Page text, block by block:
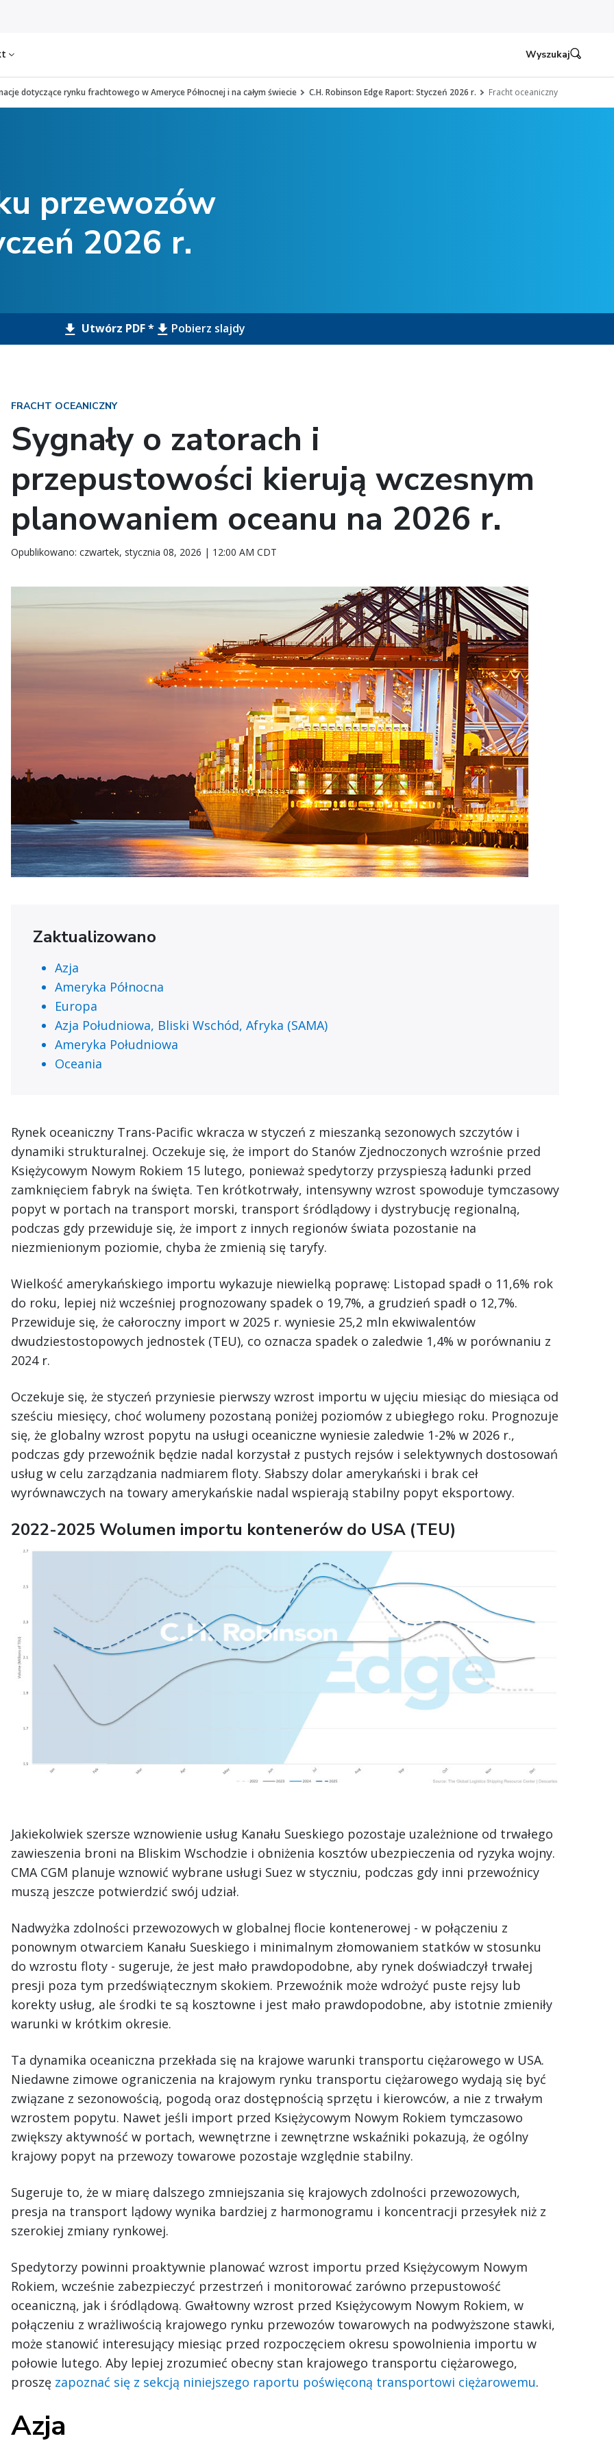
Wyszukaj
dotyczące rynku frachtowego w Ameryce Północnej i na całym świecie C.H. Robinson Edge Raport: Styczeń 2026 r. Fracht oceaniczny
przewozów
2026 r.
Utwórz PDF * Pobierz slajdy
FRACHT OCEANICZNY
Sygnały o zatorach i
przepustowości kierują wczesnym
planowaniem oceanu na 2026 r.
Opublikowano: czwartek, stycznia 08, 2026 | 12:00 AM CDT
Zaktualizowano
Azja
Ameryka Północna
Europa
Azja Południowa, Bliski Wschód, Afryka (SAMA)
Ameryka Południowa
Oceania
Rynek oceaniczny Trans-Pacific wkracza w styczeń z mieszanką sezonowych szczytów i
dynamiki strukturalnej. Oczekuje się, że import do Stanów Zjednoczonych wzrośnie przed
Księżycowym Nowym Rokiem 15 lutego, ponieważ spedytorzy przyspieszą ładunki przed
zamknięciem fabryk na święta. Ten krótkotrwały, intensywny wzrost spowoduje tymczasowy
popyt w portach na transport morski, transport śródlądowy i dystrybucję regionalną,
podczas gdy przewiduje się, że import z innych regionów świata pozostanie na
niezmienionym poziomie, chyba że zmienią się taryfy.
Wielkość amerykańskiego importu wykazuje niewielką poprawę: Listopad spadł o 11,6% rok
do roku, lepiej niż wcześniej prognozowany spadek o 19,7%, a grudzień spadł o 12,7%.
Przewiduje się, że całoroczny import w 2025 r. wyniesie 25,2 mln ekwiwalentów
dwudziestostopowych jednostek (TEU), co oznacza spadek o zaledwie 1,4% w porównaniu z
2024 r.
Oczekuje się, że styczeń przyniesie pierwszy wzrost importu w ujęciu miesiąc do miesiąca od
sześciu miesięcy, choć wolumeny pozostaną poniżej poziomów z ubiegłego roku. Prognozuje
się, że globalny wzrost popytu na usługi oceaniczne wyniesie zaledwie 1-2% w 2026 r.,
podczas gdy przewoźnik będzie nadal korzystał z pustych rejsów i selektywnych dostosowań
usług w celu zarządzania nadmiarem floty. Słabszy dolar amerykański i brak ceł
wyrównawczych na towary amerykańskie nadal wspierają stabilny popyt eksportowy.
2022-2025 Wolumen importu kontenerów do USA (TEU)
Jakiekolwiek szersze wznowienie usług Kanału Sueskiego pozostaje uzależnione od trwałego
zawieszenia broni na Bliskim Wschodzie i obniżenia kosztów ubezpieczenia od ryzyka wojny.
CMA CGM planuje wznowić wybrane usługi Suez w styczniu, podczas gdy inni przewoźnicy
muszą jeszcze potwierdzić swój udział.
Nadwyżka zdolności przewozowych w globalnej flocie kontenerowej - w połączeniu z
ponownym otwarciem Kanału Sueskiego i minimalnym złomowaniem statków w stosunku
do wzrostu floty - sugeruje, że jest mało prawdopodobne, aby rynek doświadczył trwałej
presji poza tym przedświątecznym skokiem. Przewoźnik może wdrożyć puste rejsy lub
korekty usług, ale środki te są kosztowne i jest mało prawdopodobne, aby istotnie zmieniły
warunki w krótkim okresie.
Ta dynamika oceaniczna przekłada się na krajowe warunki transportu ciężarowego w USA.
Niedawne zimowe ograniczenia na krajowym rynku transportu ciężarowego wydają się być
związane z sezonowością, pogodą oraz dostępnością sprzętu i kierowców, a nie z trwałym
wzrostem popytu. Nawet jeśli import przed Księżycowym Nowym Rokiem tymczasowo
zwiększy aktywność w portach, wewnętrzne i zewnętrzne wskaźniki pokazują, że ogólny
krajowy popyt na przewozy towarowe pozostaje względnie stabilny.
Sugeruje to, że w miarę dalszego zmniejszania się krajowych zdolności przewozowych,
presja na transport lądowy wynika bardziej z harmonogramu i koncentracji przesyłek niż z
szerokiej zmiany rynkowej.
Spedytorzy powinni proaktywnie planować wzrost importu przed Księżycowym Nowym
Rokiem, wcześnie zabezpieczyć przestrzeń i monitorować zarówno przepustowość
oceaniczną, jak i śródlądową. Gwałtowny wzrost przed Księżycowym Nowym Rokiem, w
połączeniu z wrażliwością krajowego rynku przewozów towarowych na podwyższone stawki,
może stanowić interesujący miesiąc przed rozpoczęciem okresu spowolnienia importu w
połowie lutego. Aby lepiej zrozumieć obecny stan krajowego transportu ciężarowego,
proszę zapoznać się z sekcją niniejszego raportu poświęconą transportowi ciężarowemu.
Azja